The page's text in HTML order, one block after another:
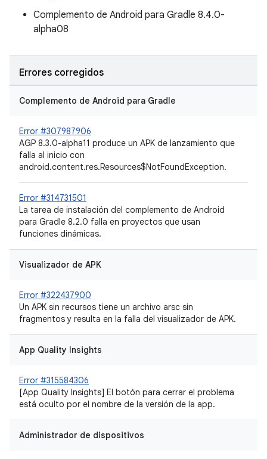
Complemento de Android para Gradle 8.4.0-
alpha08
Errores corregidos
Complemento de Android para Gradle
Error #307987906
AGP 8.3.0-alpha11 produce un APK de lanzamiento que
falla al inicio con
android.content.res.Resources$NotFoundException.
Error #314731501
La tarea de instalación del complemento de Android
para Gradle 8.2.0 falla en proyectos que usan
funciones dinámicas.
Visualizador de APK
Error #322437900
Un APK sin recursos tiene un archivo arsc sin
fragmentos y resulta en la falla del visualizador de APK.
App Quality Insights
Error #315584306
[App Quality Insights] El botón para cerrar el problema
está oculto por el nombre de la versión de la app.
Administrador de dispositivos